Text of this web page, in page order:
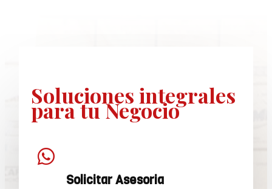
Solucionesintegrales
para tu Negocio

Solicitar Asesoria